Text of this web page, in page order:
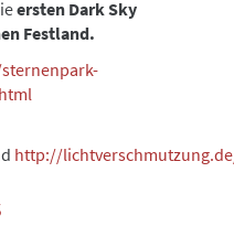
ersten Dark Sky
Festland.
http://